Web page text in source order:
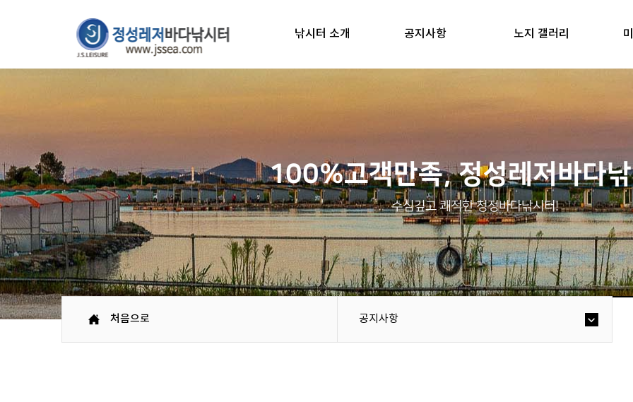
낚시터 소개 공지사항 노지 갤러리
100%고객만족, 정성레저바다
수심깊고 쾌적한 청정바다낚시터!
처음으로 공지사항